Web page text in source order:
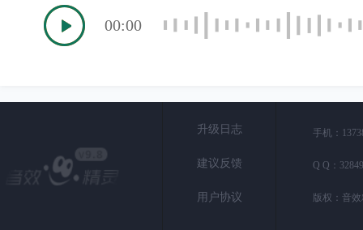
00:00
升级日志
建议反馈
用户协议
手机：
Q Q：
版权：音